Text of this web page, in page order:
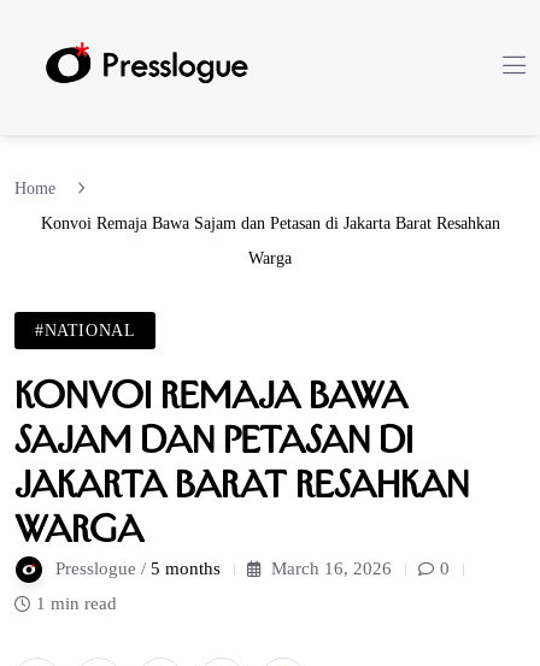
Home
Konvoi Remaja Bawa Sajam dan Petasan di Jakarta Barat Resahkan
Warga
#NATIONAL
Konvoi Remaja Bawa
Sajam dan Petasan di
Jakarta Barat Resahkan
Warga
Presslogue / 5 months March 16, 2026
0
1 min read